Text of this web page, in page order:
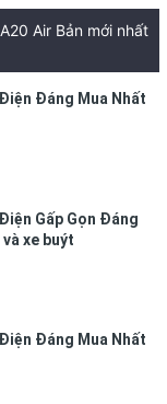
Air Bản mới nhất
Đáng Mua Nhất
Gấp Gọn Đáng
xe buýt
Đáng Mua Nhất